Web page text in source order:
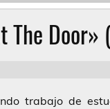
Door»
trabajo de